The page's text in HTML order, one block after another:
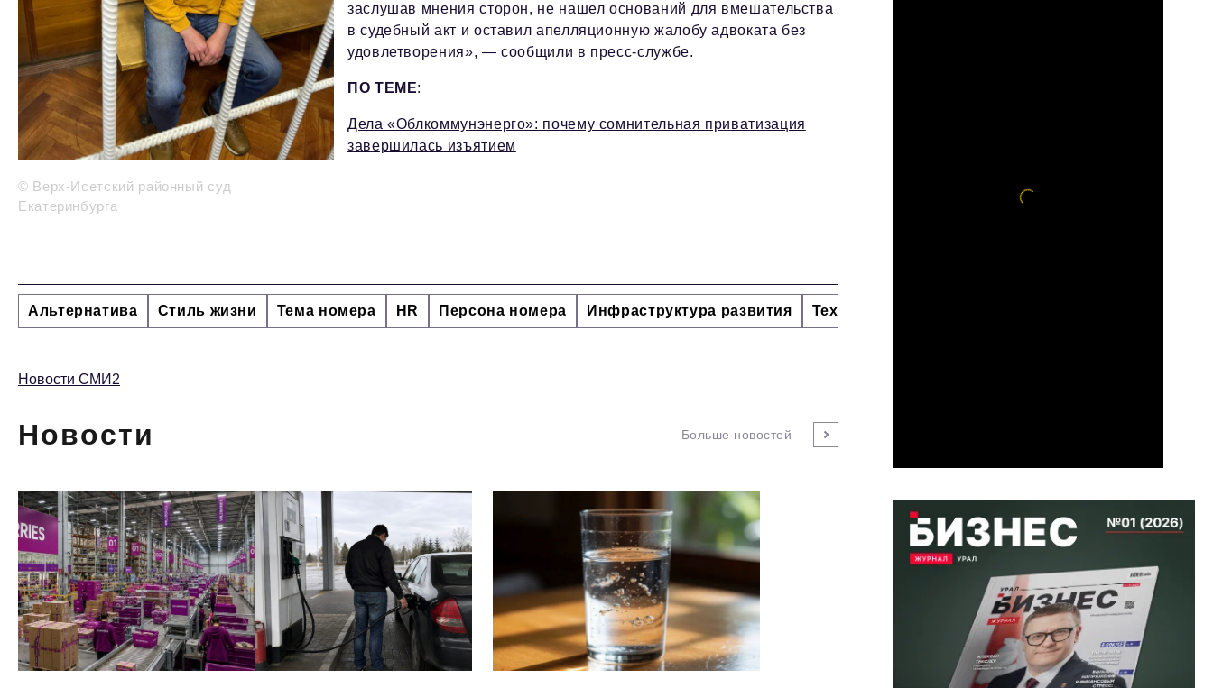
© Верх-Исетский районный суд
Екатеринбурга
заслушав мнения сторон, не нашел оснований для вмешательства
в судебный акт и оставил апелляционную жалобу адвоката без
удовлетворения», — сообщили в пресс-службе.
ПО ТЕМЕ:
Дела «Облкоммунэнерго»: почему сомнительная приватизация
завершилась изъятием
Альтернатива Стиль жизни Тема номера HR Персона номера Инфраструктура развития Технологии и тренды
Новости СМИ2
Новости Больше новостей